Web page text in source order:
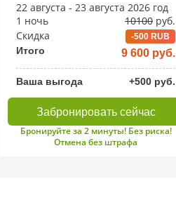
22 августа - 23 августа 2026 год
1 ночь
10100 руб.
Скидка
-500 RUB
Итого 9 600 руб.
Ваша выгода +500 руб.
Забронировать сейчас
Бронируйте за 2 минуты! Без риска!
Отмена без штрафа